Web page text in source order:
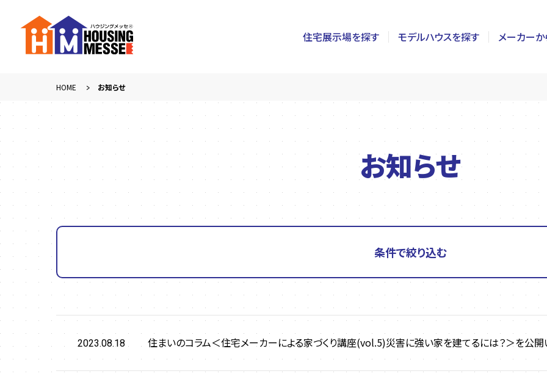
住宅展示場を探す
神奈川
埼玉
栃木
山梨
静岡
富山
モデルハウスを探す メーカー
HOME お知らせ
お知らせ
条件で絞り込む
2023.08.18 住まいのコラム＜住宅メーカーによる家づくり講座(vol.5)災害に強い家を建てるには？＞を公開